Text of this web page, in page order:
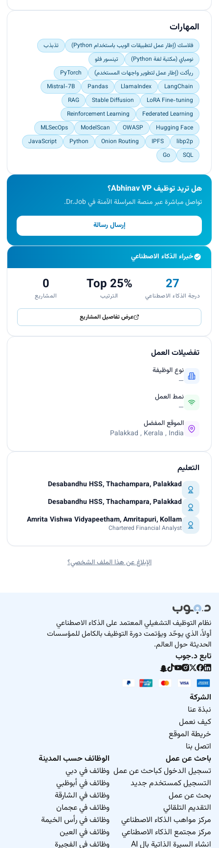
development time by 20%.</p>
المهارات
فلاسك (إطار عمل لتطبيقات الويب باستخدام Python)
تذبذب
نومباي (مكتبة لغة Python)
تينسور فلو
ريأكت (إطار عمل لتطوير واجهات المستخدم)
PyTorch
LangChain
LlamaIndex
Pandas
Mistral-7B
LoRA Fine-tuning
Stable Diffusion
RAG
Federated Learning
Reinforcement Learning
Hugging Face
OWASP
ModelScan
MLSecOps
libp2p
IPFS
Onion Routing
Python
JavaScript
SQL
Go
هل تريد توظيف Abhinav VP؟
تواصل مباشرة عبر منصة المراسلة الآمنة في Dr.Job.
إرسال رسالة
خبراء الذكاء الاصطناعي
27
درجة الذكاء الاصطناعي
Top 25%
الترتيب
0
المشاريع
عرض تفاصيل المشاريع
تفضيلات العمل
نوع الوظيفة
—
نمط العمل
—
الموقع المفضل
Palakkad , Kerala , India
التعليم
Desabandhu HSS, Thachampara, Palakkad
Desabandhu HSS, Thachampara, Palakkad
Amrita Vishwa Vidyapeetham, Amritapuri, Kollam
Chartered Financial Analyst
الإبلاغ عن هذا الملف الشخصي؟
نظام التوظيف التشغيلي المعتمد على الذكاء الاصطناعي
أولاً، الذي يوحّد ويؤتمت دورة التوظيف بالكامل للمؤسسات
الحديثة حول العالم.
تابع د.جوب
الشركة
نبذة عنا
كيف نعمل
خريطة الموقع
اتصل بنا
باحث عن عمل
تسجيل الدخول كباحث عن عمل
التسجيل كمستخدم جديد
بحث عن عمل
التقديم التلقائي
مركز مواهب الذكاء الاصطناعي
مركز مجتمع الذكاء الاصطناعي
انشاء السيرة الذاتية بال AI
الوظائف حسب المدينة
وظائف في دبي
وظائف في أبوظبي
وظائف في الشارقة
وظائف في عجمان
وظائف في رأس الخيمة
وظائف في العين
وظائف في الفجيرة